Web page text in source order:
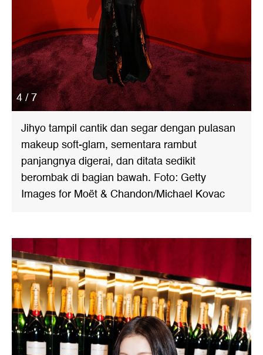
4 / 7
Jihyo tampil cantik dan segar dengan pulasan
makeup soft-glam, sementara rambut
panjangnya digerai, dan ditata sedikit
berombak di bagian bawah. Foto: Getty
Images for Moët & Chandon/Michael Kovac